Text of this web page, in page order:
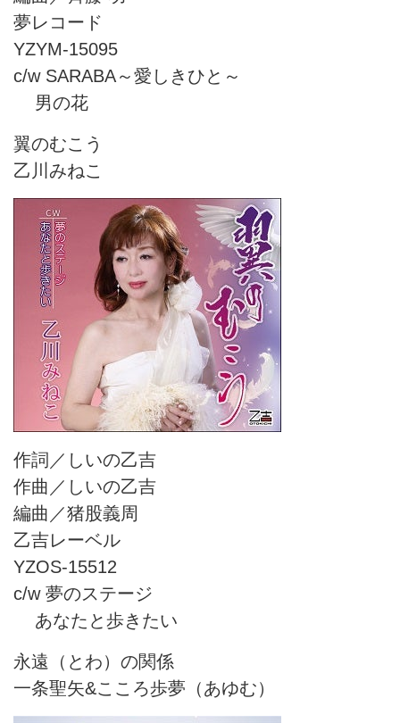
夢レコード
YZYM-15095
c/w SARABA～愛しきひと～
男の花
翼のむこう
乙川みねこ
作詞／しいの乙吉
作曲／しいの乙吉
編曲／猪股義周
乙吉レーベル
YZOS-15512
c/w 夢のステージ
あなたと歩きたい
永遠（とわ）の関係
一条聖矢&こころ歩夢（あゆむ）